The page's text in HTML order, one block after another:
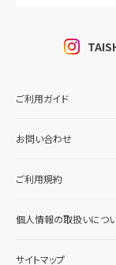
ご利用ガイド
お問い合わせ
ご利用規約
個人情報の取扱いにつ
サイトマップ